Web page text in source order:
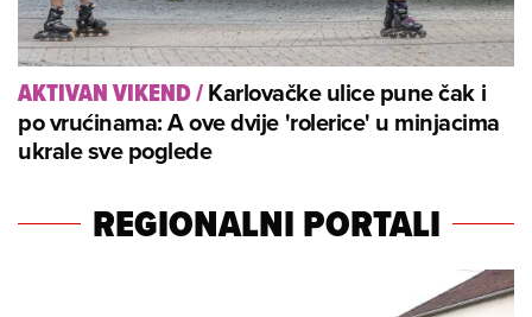
AKTIVAN VIKEND/Karlovačke ulice pune čak i
po vrućinama: A ove dvije 'rolerice' u minjacima
ukrale sve poglede
REGIONALNI PORTALI